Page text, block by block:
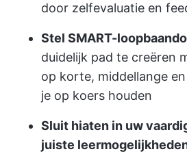
door zelfevaluatie en
Stel SMART-
duidelijk pad te creëren
op korte, middellange
je op koers houden
Sluit hiaten in uw
juiste